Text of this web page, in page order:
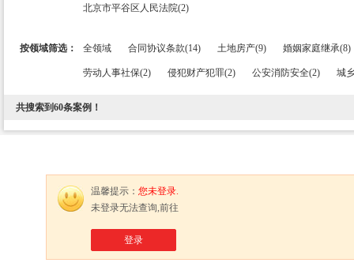
北京市平谷区人民法院(2)
按领域筛选： 全领域 合同协议条款(14) 土地房产(9) 婚姻家庭继承(8)
劳动人事社保(2) 侵犯财产犯罪(2) 公安消防安全(2) 城
共搜索到60条案例！
温馨提示： 您未登录.
未登录无法查询,前往
登录